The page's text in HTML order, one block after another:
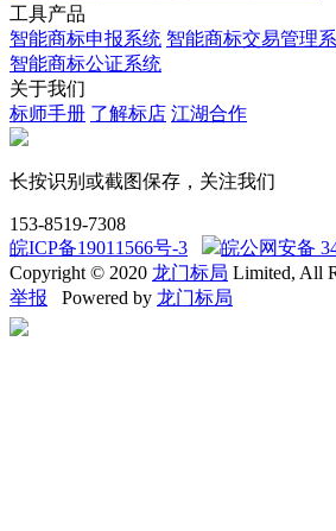
工具产品
智能商标申报系统 智能商标交易管理
智能商标公证系统
关于我们
标师手册 了解标店 江湖合作
长按识别或截图保存，关注我们
153-8519-7308
皖ICP备19011566号-3
皖公网安备
Copyright © 2020 龙门标局 Limited, All
举报 Powered by 龙门标局